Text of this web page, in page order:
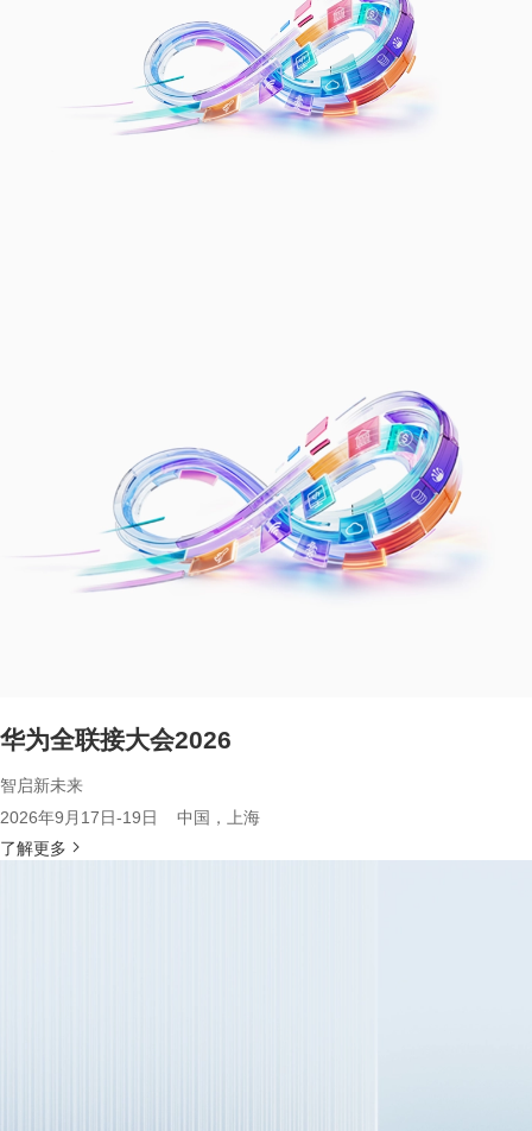
华为全联接大会2026
智启新未来
2026年9月17日-19日 中国，上海
了解更多